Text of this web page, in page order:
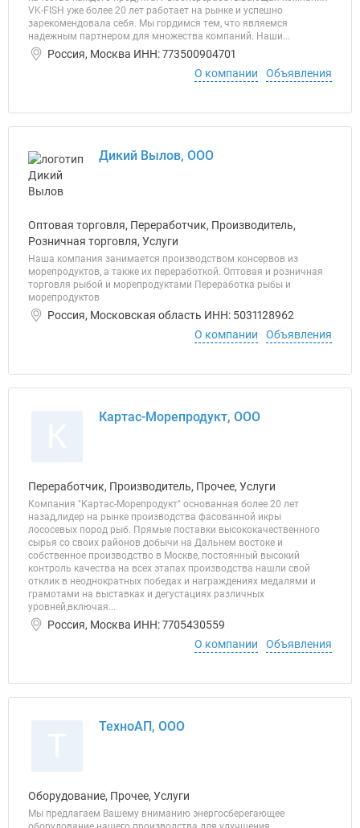
VK-FISH уже более 20 лет работает на рынке и успешно
зарекомендовала себя. Мы гордимся тем, что являемся
надежным партнером для множества компаний. Наши...
Россия, Москва ИНН: 773500904701
О компании
Объявления
Дикий Вылов, ООО
Оптовая торговля, Переработчик, Производитель,
Розничная торговля, Услуги
Наша компания занимается производством консервов из
морепродуктов, а также их переработкой. Оптовая и розничная
торговля рыбой и морепродуктами Переработка рыбы и
морепродуктов
Россия, Московская область ИНН: 5031128962
О компании
Объявления
Картас-Морепродукт, ООО
Переработчик, Производитель, Прочее, Услуги
Компания "Картас-Морепродукт" основанная более 20 лет
назад,лидер на рынке производства фасованной икры
лососевых пород рыб. Прямые поставки высококачественного
сырья со своих районов добычи на Дальнем востоке и
собственное производство в Москве, постоянный высокий
контроль качества на всех этапах производства нашли свой
отклик в неоднократных победах и награждениях медалями и
грамотами на выставках и дегустациях различных
уровней,включая...
Россия, Москва ИНН: 7705430559
О компании
Объявления
ТехноАП, ООО
Оборудование, Прочее, Услуги
Мы предлагаем Вашему вниманию энергосберегающее